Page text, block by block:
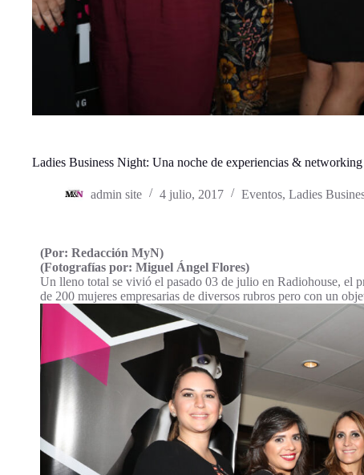
Ladies Business Night: Una noche de experiencias &
admin site 4 julio, 2017 Eventos, Ladies
(Por: Redacción MyN)
(Fotografías por: Miguel Ángel Flores)
Un lleno total se vivió el pasado 03 de julio en Radiohouse, el
de 200 mujeres empresarias de diversos rubros pero con un